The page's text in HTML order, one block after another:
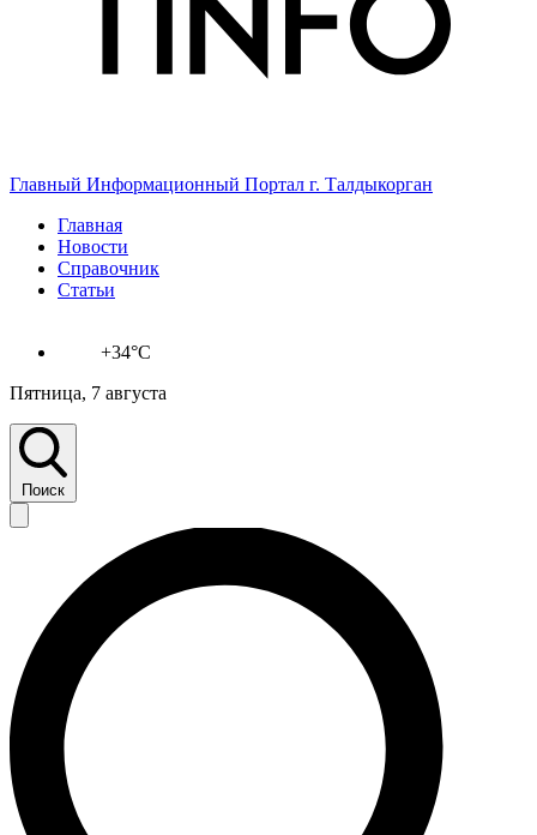
Главный Информационный Портал г. Талдыкорган
Главная
Новости
Справочник
Статьи
+34°C
Пятница, 7 августа
Поиск